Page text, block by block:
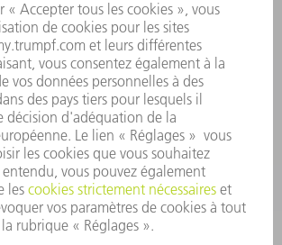
01 48 17 37 73
Lun - Jeu 08:00h - 16:30h
Ven 08:00h - 12:30h
outillages@fr.TRUMPF.com
CONTACT
Pièces Détachées
01 48 17 37 57
Lun – Ven 8:30h - 17:30h
pieces.detachees@trumpf.com